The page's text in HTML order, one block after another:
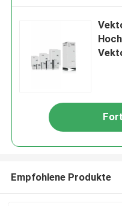
Empfohlene Produkte